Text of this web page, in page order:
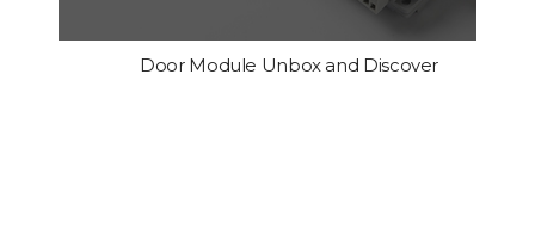
Door Module Unbox and Discover